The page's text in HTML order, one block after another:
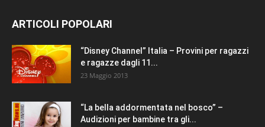
ARTICOLI POPOLARI
“Disney Channel” Italia – Provini per ragazzi
e ragazze dagli 11...
23 Maggio 2013
“La bella addormentata nel bosco” –
Audizioni per bambine tra gli...